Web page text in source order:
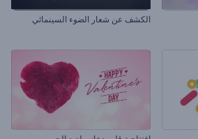
الكشف عن شعار الضوء السينمائي